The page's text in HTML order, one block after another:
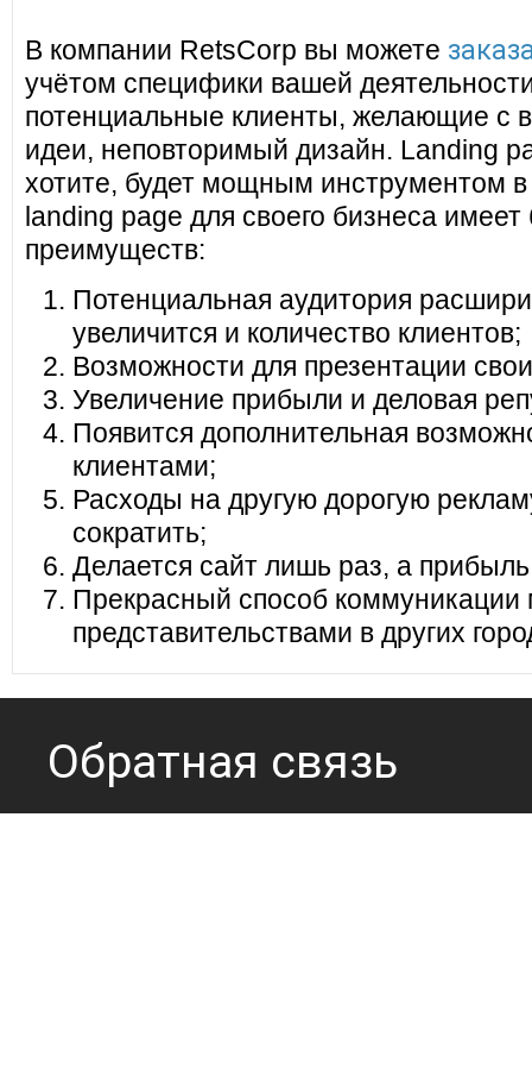
В компании RetsCorp вы можете
учётом специфики вашей
потенциальные клиенты, желающие с
идеи, неповторимый дизайн. Landing
хотите, будет мощным инструментом
landing page для своего бизнеса
преимуществ:
Потенциальная аудитория
увеличится и количество клиентов;
Возможности для презентации
Увеличение прибыли и деловая
Появится дополнительная
клиентами;
Расходы на другую дорогую
сократить;
Делается сайт лишь раз, а
Прекрасный способ коммуникации
представительствами в других
Обратная связь